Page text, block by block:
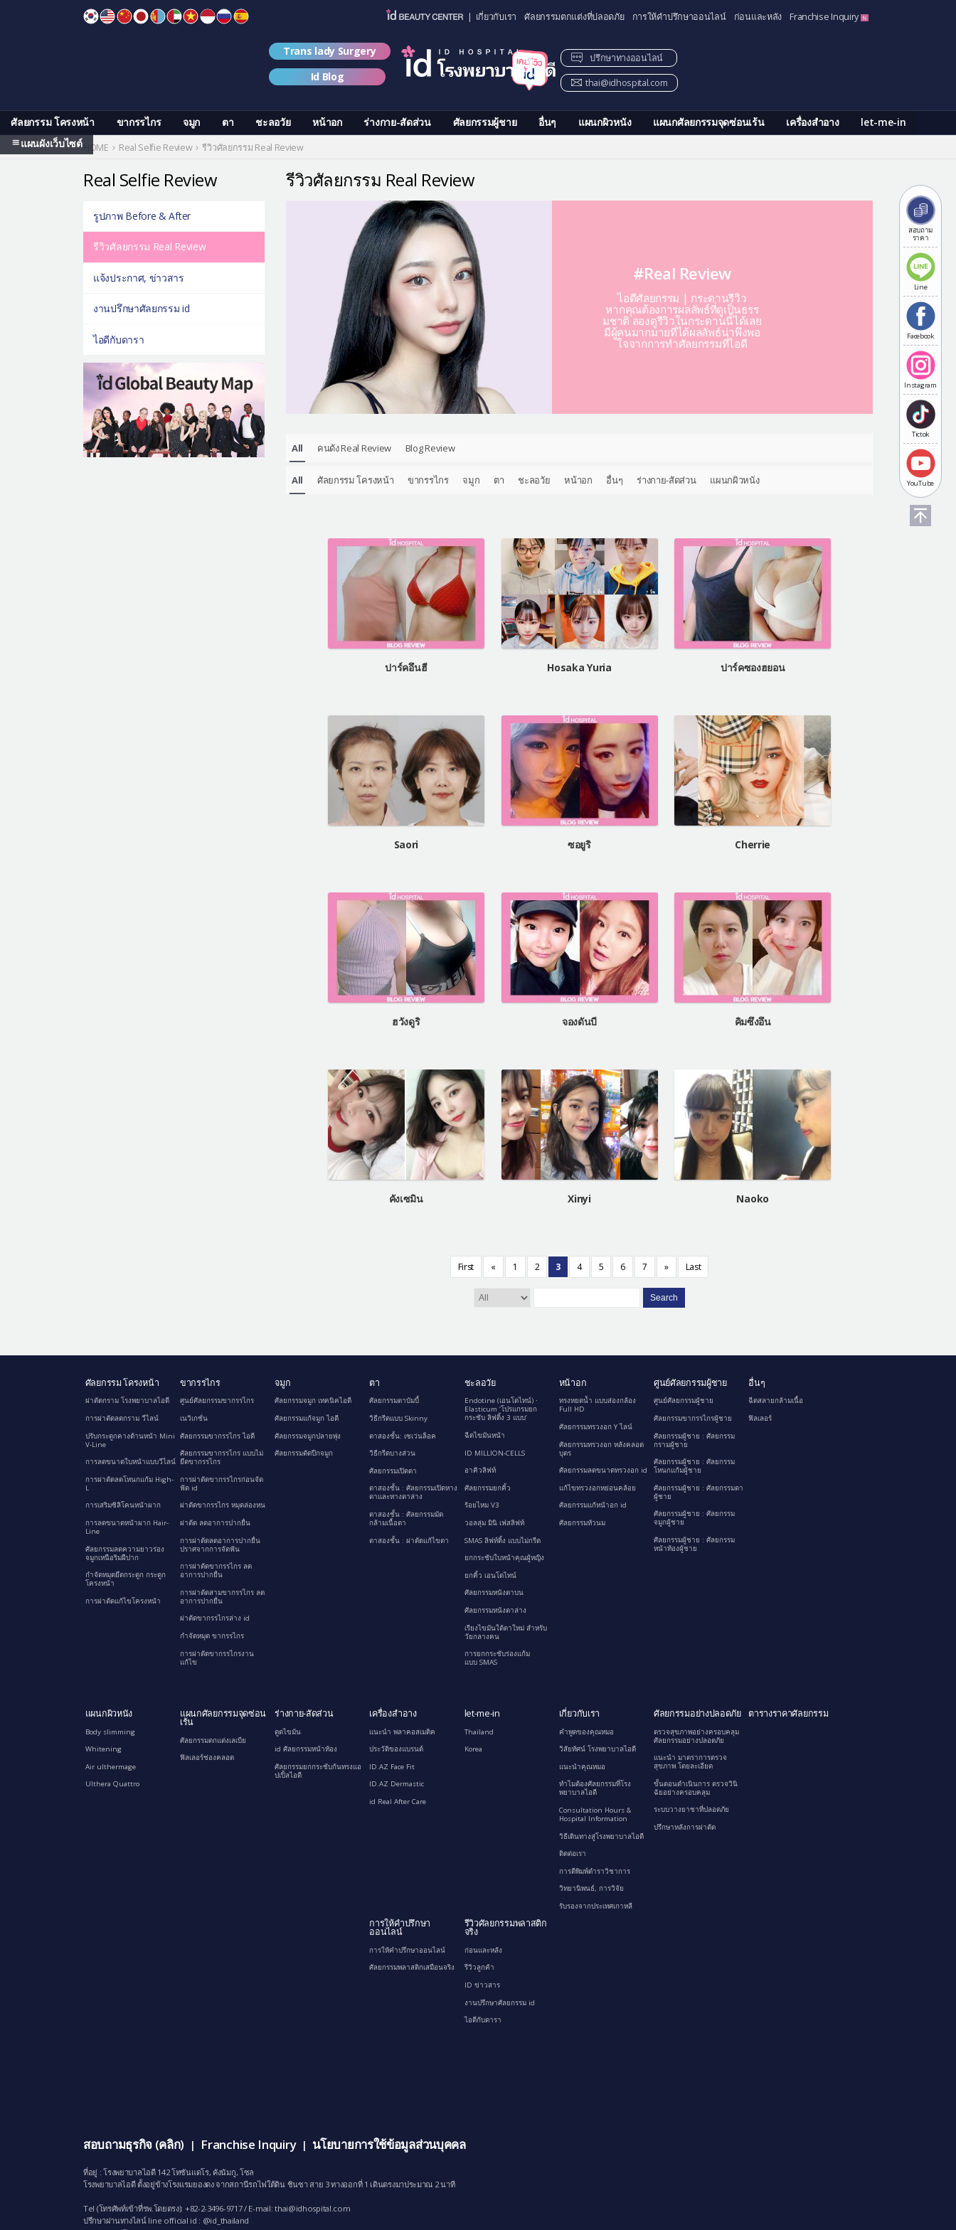
| เกี่ยวกับเรา ศัลยกรรมตกแต่งที่ปลอดภัย การให้คำปรึกษาออนไลน์ ก่อนและหลัง Franchise Inquiry
ศัลยกรรม โครงหน้า ขากรรไกร จมูก ตา ชะลอวัย หน้าอก ร่างกาย-สัดส่วน ศัลยกรรมผู้ชาย อื่นๆ แผนกผิวหนัง แผนกศัลยกรรมจุดซ่อนเร้น เครื่องสำอาง
let-me-in
แผนผังเว็บไซต์
Trans lady Surgery
Id Blog
ปรึกษาทางออนไลน์
thai@idhospital.com
สอบถาม
ราคา
Line
Facebook
Instagram
Tictok
YouTube
HOME Real Selfie Review รีวิวศัลยกรรม Real Review
รีวิวศัลยกรรม Real Review
#Real Review
ไอดีศัลยกรรม | กระดานรีวิว
หากคุณต้องการผลลัพธ์ที่ดูเป็นธรร
มชาติ ลองดูรีวิวในกระดานนี้ได้เลย
มีผู้คนมากมายที่ได้ผลลัพธ์น่าพึงพอ
ใจจากการทำศัลยกรรมที่ไอดี
All คนดัง Real Review Blog Review
All ศัลยกรรม โครงหน้า ขากรรไกร จมูก ตา ชะลอวัย หน้าอก อื่นๆ ร่างกาย-สัดส่วน แผนกผิวหนัง
ปาร์คอึนฮี Hosaka Yuria ปาร์คซองฮยอน
Saori ซอยูริ Cherrie
ฮวังดูริ จองดันบี คิมซึงอึน
คังเซมิน Xinyi Naoko
First « 1 2 3 4 5 6 7 » Last
Search
Real Selfie Review
รูปภาพ Before & After
รีวิวศัลยกรรม Real Review
แจ้งประกาศ, ข่าวสาร
งานปรึกษาศัลยกรรม id
ไอดีกับดารา
ศัลยกรรม โครงหน้า
ผ่าตัดกราม โรงพยาบาลไอดี
การผ่าตัดลดกราม วีไลน์
ปรับกระดูกคางด้านหน้า Mini
V-Line
การลดขนาดใบหน้าแบบวีไลน์
การผ่าตัดลดโหนกแก้ม High-
L
การเสริมซิลิโคนหน้าผาก
การลดขนาดหน้าผาก Hair-
Line
ศัลยกรรมลดความยาวร่อง
จมูกเหนือริมฝีปาก
กำจัดหมุดยึดกระดูก กระดูก
โครงหน้า
การผ่าตัดแก้ไขโครงหน้า
ขากรรไกร
ศูนย์ศัลยกรรมขากรรไกร
เนวิเกชั่น
ศัลยกรรมขากรรไกร ไอดี
ศัลยกรรมขากรรไกร แบบไม่
ยึดขากรรไกร
การผ่าตัดขากรรไกรก่อนจัด
ฟัด id
ผ่าตัดขากรรไกร หมุดล่องหน
ผ่าตัด ลดอาการปากยื่น
การผ่าตัดลดอาการปากยื่น
ปราศจากการจัดฟัน
การผ่าตัดขากรรไกร ลด
อาการปากยื่น
การผ่าตัดสามขากรรไกร ลด
อาการปากยื่น
ผ่าตัดขากรรไกรล่าง id
กำจัดหมุด ขากรรไกร
การผ่าตัดขากรรไกรงาน
แก้ไข
จมูก
ศัลยกรรมจมูก เทคนิคไอดี
ศัลยกรรมแก้จมูก ไอดี
ศัลยกรรมจมูกปลายพุ่ง
ศัลยกรรมตัดปีกจมูก
ตา
ศัลยกรรมตาบัมบี้
วิธีกรีดแบบ Skinny
ตาสองชั้น: เซเว่นล็อค
วิธีกรีดบางส่วน
ศัลยกรรมเปิดตา
ตาสองชั้น : ศัลยกรรมเปิดหาง
ตาและหางตาล่าง
ตาสองชั้น : ศัลยกรรมมัด
กล้ามเนื้อตา
ตาสองชั้น : ผ่าตัดแก้ไขตา
ชะลอวัย
Endotine (เอนโดไทน์) ∙
Elasticum ‘โปรแกรมยก
กระชับ ลิฟติ้ง 3 แบบ’
ฉีดไขมันหน้า
ID MILLION-CELLS
อาคิวลิฟท์
ศัลยกรรมยกคิ้ว
ร้อยไหม V3
วอลลุ่ม มินิ เฟสลิฟท์
SMAS ลิฟท์ติ้ง แบบไม่กรีด
ยกกระชับใบหน้าคุณผู้หญิง
ยกคิ้ว เอนโดไทน์
ศัลยกรรมหนังตาบน
ศัลยกรรมหนังตาล่าง
เรียงไขมันใต้ตาใหม่ สำหรับ
วัยกลางคน
การยกกระชับร่องแก้ม
แบบ SMAS
หน้าอก
ทรงหยดน้ำ แบบส่องกล้อง
Full HD
ศัลยกรรมทรวงอก Y ไลน์
ศัลยกรรมทรวงอก หลังคลอด
บุตร
ศัลยกรรมลดขนาดทรวงอก id
แก้ไขทรวงอกหย่อนคล้อย
ศัลยกรรมแก้หน้าอก id
ศัลยกรรมหัวนม
ศูนย์ศัลยกรรมผู้ชาย
ศูนย์ศัลยกรรมผู้ชาย
ศัลยกรรมขากรรไกรผู้ชาย
ศัลยกรรมผู้ชาย : ศัลยกรรม
กรามผู้ชาย
ศัลยกรรมผู้ชาย : ศัลยกรรม
โหนกแก้มผู้ชาย
ศัลยกรรมผู้ชาย : ศัลยกรรมตา
ผู้ชาย
ศัลยกรรมผู้ชาย : ศัลยกรรม
จมูกผู้ชาย
ศัลยกรรมผู้ชาย : ศัลยกรรม
หน้าท้องผู้ชาย
อื่นๆ
ฉีดสลายกล้ามเนื้อ
ฟิลเลอร์
แผนกผิวหนัง
Body slimming
Whitening
Air ulthermage
Ulthera Quattro
แผนกศัลยกรรมจุดซ่อน
เร้น
ศัลยกรรมตกแต่งเลเบีย
ฟิลเลอร์ช่องคลอด
ร่างกาย-สัดส่วน
ดูดไขมัน
id ศัลยกรรมหน้าท้อง
ศัลยกรรมยกกระชับก้นทรงแอ
ปเปิ้ลไอดี
เครื่องสำอาง
แนะนำ พลาคอสเมติค
ประวัติของแบรนด์
ID.AZ Face Fit
ID.AZ Dermastic
id Real After Care
let-me-in
Thailand
Korea
เกี่ยวกับเรา
คำพูดของคุณหมอ
วิสัยทัศน์ โรงพยาบาลไอดี
แนะนำคุณหมอ
ทำไมต้องศัลยกรรมที่โรง
พยาบาลไอดี
Consultation Hours &
Hospital Information
วิธีเดินทางสู่โรงพยาบาลไอดี
ติดต่อเรา
การตีพิมพ์ตำราวิชาการ
วิทยานิพนธ์, การวิจัย
รับรองจากประเทศเกาหลี
ศัลยกรรมอย่างปลอดภัย
ตรวจสุขภาพอย่างครอบคลุม
ศัลยกรรมอย่างปลอดภัย
แนะนำ มาตราการตรวจ
สุขภาพ โดยละเอียด
ขั้นตอนดำเนินการ ตรวจวินิ
ฉัยอย่างครอบคลุม
ระบบวางยาชาที่ปลอดภัย
ปรึกษาหลังการผ่าตัด
ตารางราคาศัลยกรรม
การให้คำปรึกษา
ออนไลน์
การให้คำปรึกษาออนไลน์
ศัลยกรรมพลาสติกเสมือนจริง
รีวิวศัลยกรรมพลาสติก
จริง
ก่อนและหลัง
รีวิวลูกค้า
ID ข่าวสาร
งานปรึกษาศัลยกรรม id
ไอดีกับดารา
สอบถามธุรกิจ (คลิก) | Franchise Inquiry | นโยบายการใช้ข้อมูลส่วนบุคคล
ที่อยู่ : โรงพยาบาลไอดี 142 โทซันแดโร, คังนัมกู, โซล
โรงพยาบาลไอดี ตั้งอยู่ข้างโรงแรมยองดง จากสถานีรถไฟใต้ดิน ชินซา สาย 3 ทางออกที่ 1 เดินตรงมาประมาณ 2 นาที
Tel (โทรศัพท์เข้าที่รพ.โดยตรง): +82-2-3496-9717 / E-mail:thai@idhospital.com
ปรึกษาผ่านทางไลน์ line official id : @id_thailand